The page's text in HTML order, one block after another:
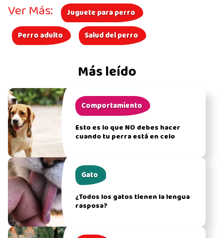
Más leído
Comportamiento
Esto es lo que NO debes hacer
cuando tu perra está en celo
Gato
¿Todos los gatos tienen la lengua
rasposa?
Ver Más:
Juguete para perro
Perro adulto
Salud del perro